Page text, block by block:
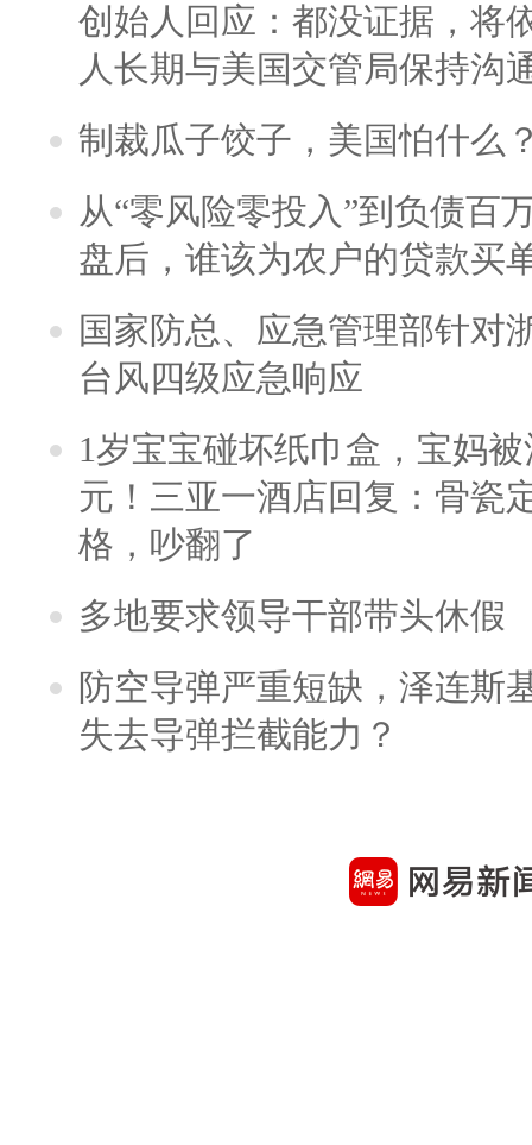
创始人回应：都没证据，将
人长期与美国交管局保持沟
制裁瓜子饺子，美国怕什么
从“零风险零投入”到负债百
盘后，谁该为农户的贷款买
国家防总、应急管理部针对
台风四级应急响应
1岁宝宝碰坏纸巾盒，宝妈
元！三亚一酒店回复：骨瓷
格，吵翻了
多地要求领导干部带头休假
防空导弹严重短缺，泽连斯
失去导弹拦截能力？